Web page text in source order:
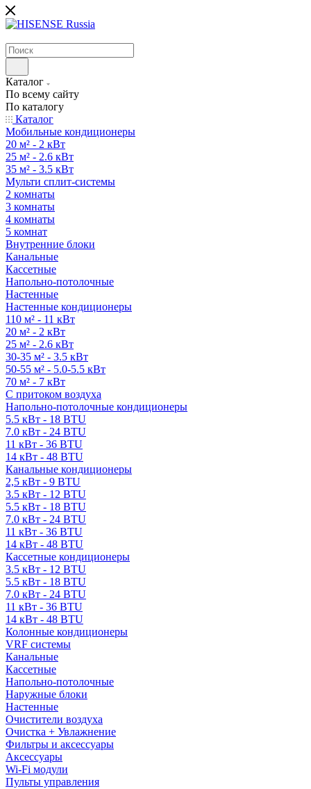
Каталог
По всему сайту
По каталогу
Каталог
Мобильные кондиционеры
20 м² - 2 кВт
25 м² - 2.6 кВт
35 м² - 3.5 кВт
Мульти сплит-системы
2 комнаты
3 комнаты
4 комнаты
5 комнат
Внутренние блоки
Канальные
Кассетные
Напольно-потолочные
Настенные
Настенные кондиционеры
110 м² - 11 кВт
20 м² - 2 кВт
25 м² - 2.6 кВт
30-35 м² - 3.5 кВт
50-55 м² - 5.0-5.5 кВт
70 м² - 7 кВт
С притоком воздуха
Напольно-потолочные кондиционеры
5.5 кВт - 18 BTU
7.0 кВт - 24 BTU
11 кВт - 36 BTU
14 кВт - 48 BTU
Канальные кондиционеры
2,5 кВт - 9 BTU
3.5 кВт - 12 BTU
5.5 кВт - 18 BTU
7.0 кВт - 24 BTU
11 кВт - 36 BTU
14 кВт - 48 BTU
Кассетные кондиционеры
3.5 кВт - 12 BTU
5.5 кВт - 18 BTU
7.0 кВт - 24 BTU
11 кВт - 36 BTU
14 кВт - 48 BTU
Колонные кондиционеры
VRF системы
Канальные
Кассетные
Напольно-потолочные
Наружные блоки
Настенные
Очистители воздуха
Очистка + Увлажнение
Фильтры и аксессуары
Аксессуары
Wi-Fi модули
Пульты управления